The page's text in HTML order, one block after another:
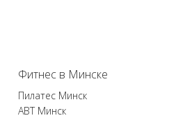
Фитнес в Минске
Пилатес Минск
ABT Минск